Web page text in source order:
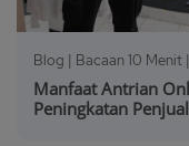
Blog | Bacaan 10 Menit |
Manfaat Antrian
Peningkatan